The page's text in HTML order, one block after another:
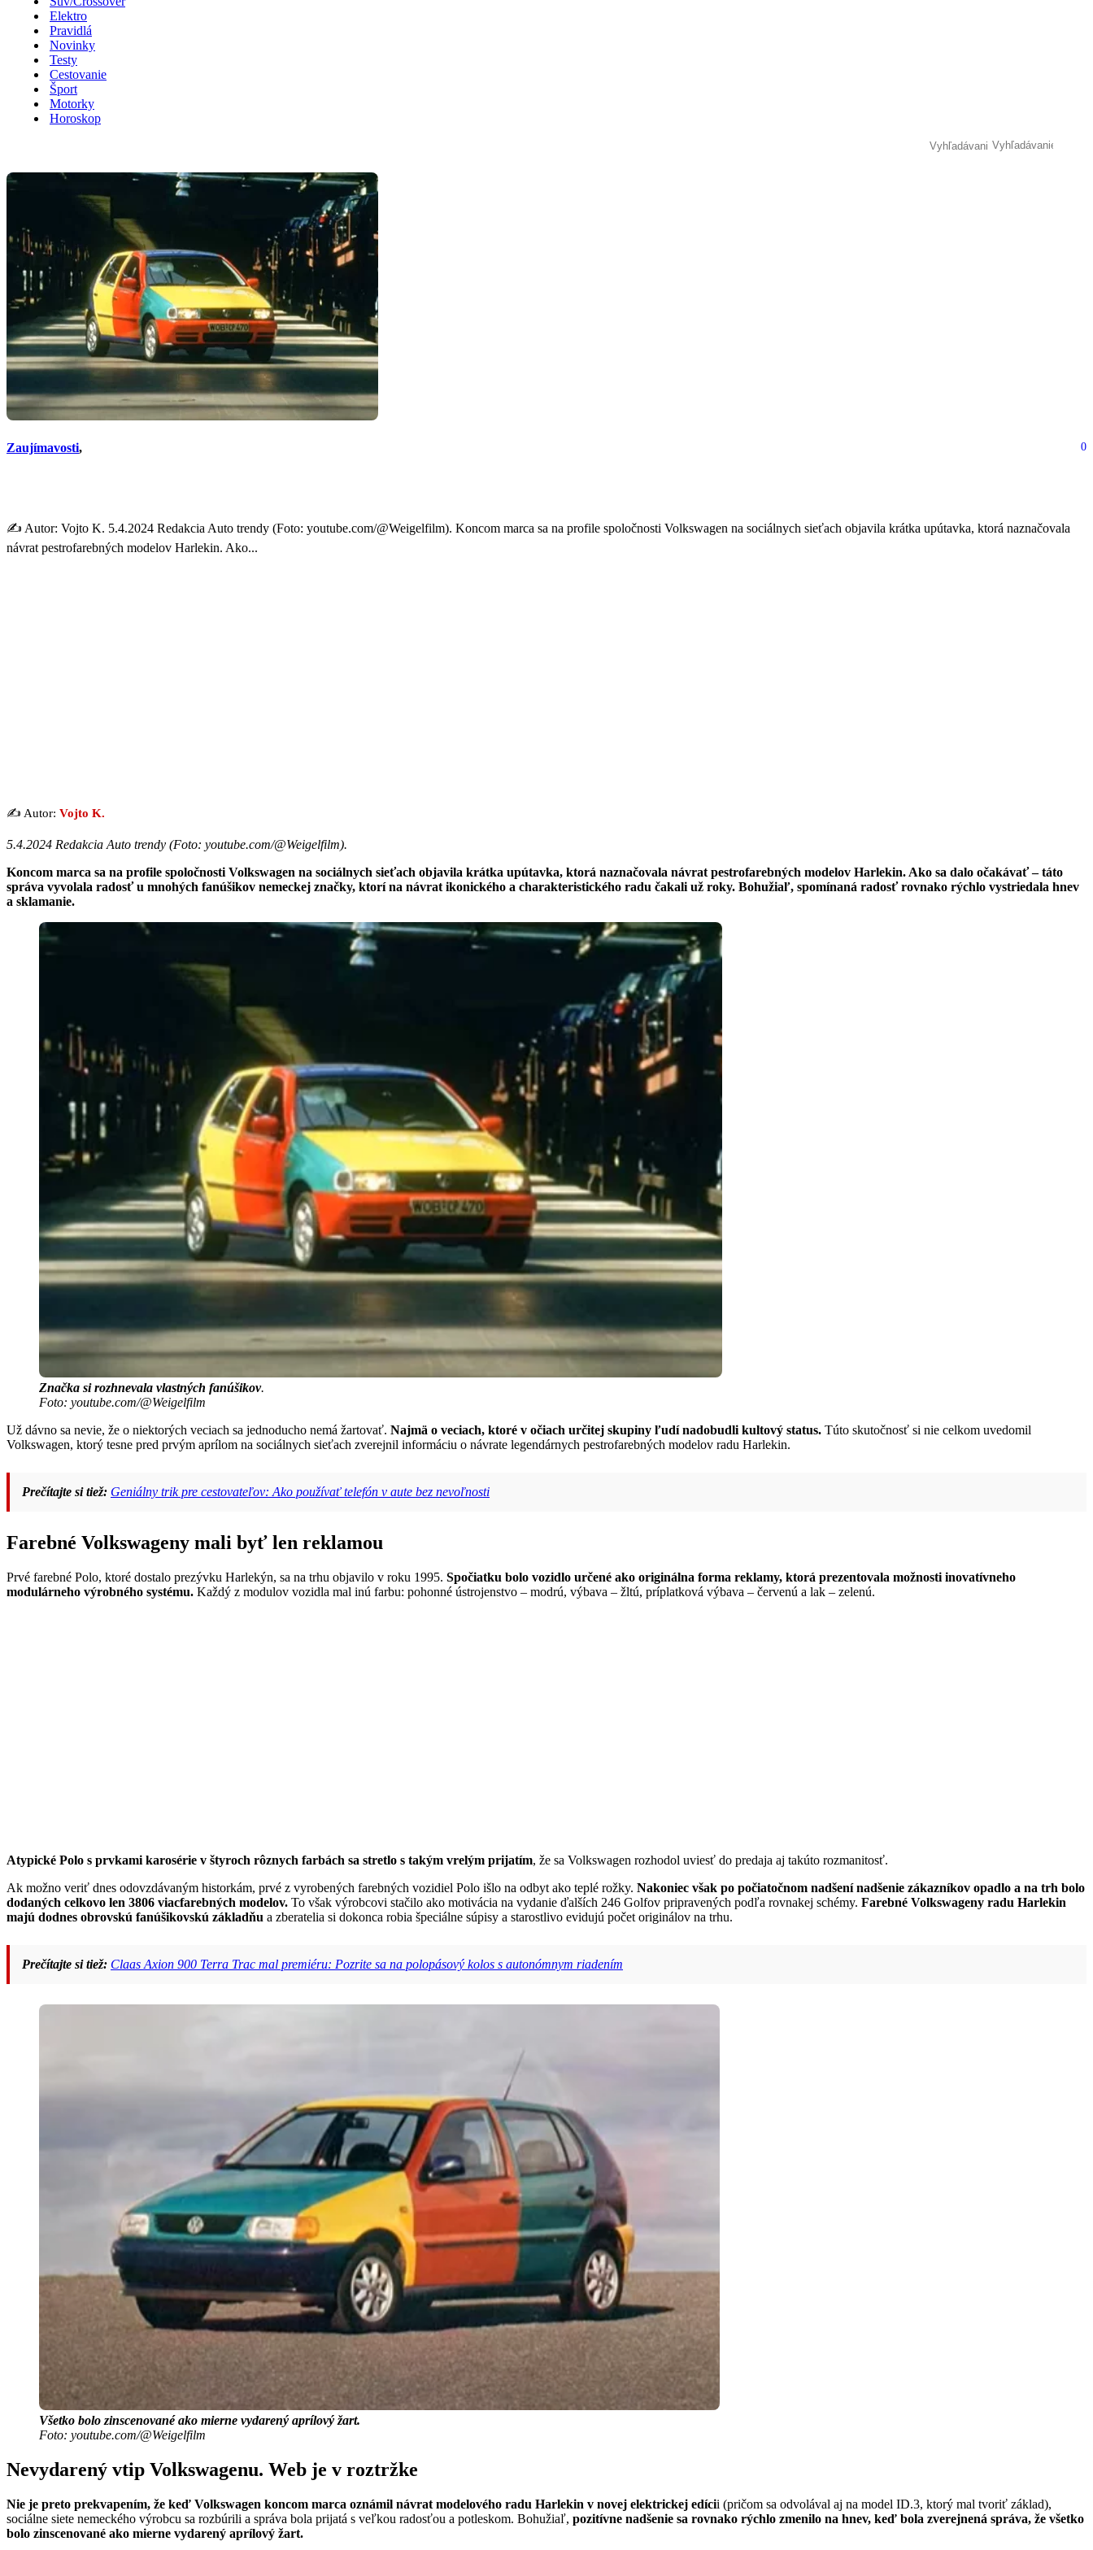
Elektro
Pravidlá
Novinky
Testy
Cestovanie
Šport
Motorky
Horoskop
Zaujímavosti, 0
✍️ Autor: Vojto K. 5.4.2024 Redakcia Auto trendy (Foto: youtube.com/@Weigelfilm). Koncom marca sa na profile spoločnosti Volkswagen na sociálnych sieťach objavila krátka upútavka, ktorá naznačovala
návrat pestrofarebných modelov Harlekin. Ako...
✍️ Autor: Vojto K.
5.4.2024 Redakcia Auto trendy (Foto: youtube.com/@Weigelfilm).
Koncom marca sa na profile spoločnosti Volkswagen na sociálnych sieťach objavila krátka upútavka, ktorá naznačovala návrat pestrofarebných modelov Harlekin. Ako sa dalo očakávať – táto
správa vyvolala radosť u mnohých fanúšikov nemeckej značky, ktorí na návrat ikonického a charakteristického radu čakali už roky. Bohužiaľ, spomínaná radosť rovnako rýchlo vystriedala hnev
a sklamanie.
Značka si rozhnevala vlastných fanúšikov.
Foto: youtube.com/@Weigelfilm
Už dávno sa nevie, že o niektorých veciach sa jednoducho nemá žartovať. Najmä o veciach, ktoré v očiach určitej skupiny ľudí nadobudli kultový status. Túto skutočnosť si nie celkom uvedomil
Volkswagen, ktorý tesne pred prvým aprílom na sociálnych sieťach zverejnil informáciu o návrate legendárnych pestrofarebných modelov radu Harlekin.
Prečítajte si tiež: Geniálny trik pre cestovateľov: Ako používať telefón v aute bez nevoľnosti
Farebné Volkswageny mali byť len reklamou
Prvé farebné Polo, ktoré dostalo prezývku Harlekýn, sa na trhu objavilo v roku 1995. Spočiatku bolo vozidlo určené ako originálna forma reklamy, ktorá prezentovala možnosti inovatívneho
modulárneho výrobného systému. Každý z modulov vozidla mal inú farbu: pohonné ústrojenstvo – modrú, výbava – žltú, príplatková výbava – červenú a lak – zelenú.
Atypické Polo s prvkami karosérie v štyroch rôznych farbách sa stretlo s takým vrelým prijatím, že sa Volkswagen rozhodol uviesť do predaja aj takúto rozmanitosť.
Ak možno veriť dnes odovzdávaným historkám, prvé z vyrobených farebných vozidiel Polo išlo na odbyt ako teplé rožky. Nakoniec však po počiatočnom nadšení nadšenie zákazníkov opadlo a na trh bolo
dodaných celkovo len 3806 viacfarebných modelov. To však výrobcovi stačilo ako motivácia na vydanie ďalších 246 Golfov pripravených podľa rovnakej schémy. Farebné Volkswageny radu Harlekin
majú dodnes obrovskú fanúšikovskú základňu a zberatelia si dokonca robia špeciálne súpisy a starostlivo evidujú počet originálov na trhu.
Prečítajte si tiež: Claas Axion 900 Terra Trac mal premiéru: Pozrite sa na polopásový kolos s autonómnym riadením
Všetko bolo zinscenované ako mierne vydarený aprílový žart.
Foto: youtube.com/@Weigelfilm
Nevydarený vtip Volkswagenu. Web je v roztržke
Nie je preto prekvapením, že keď Volkswagen koncom marca oznámil návrat modelového radu Harlekin v novej elektrickej edícii (pričom sa odvolával aj na model ID.3, ktorý mal tvoriť základ),
sociálne siete nemeckého výrobcu sa rozbúrili a správa bola prijatá s veľkou radosťou a potleskom. Bohužiaľ, pozitívne nadšenie sa rovnako rýchlo zmenilo na hnev, keď bola zverejnená správa, že všetko
bolo zinscenované ako mierne vydarený aprílový žart.